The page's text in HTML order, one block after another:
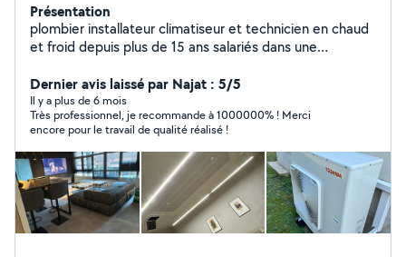
Présentation
plombier installateur climatiseur et technicien en chaud
et froid depuis plus de 15 ans salariés dans une
voisins ;-) à bientôt
Dernier avis laissé par Najat : 5/5
Il y a plus de 6 mois
Très professionnel, je recommande à 1000000% ! Merci
encore pour le travail de qualité réalisé !